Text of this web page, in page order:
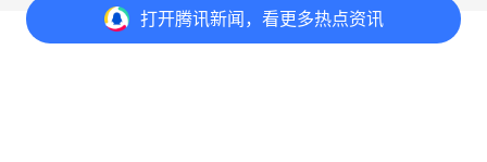
打开腾讯新闻，看更多热点资讯